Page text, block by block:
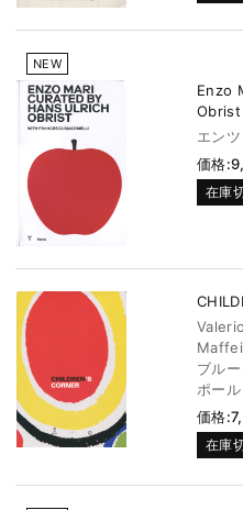
NEW
Enzo
Obrist
エン
価格
在庫
ブル
ポー
価格
在庫